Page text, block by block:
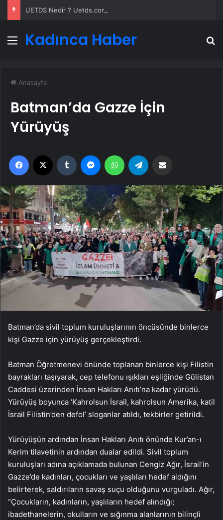
Menü
Kadınca Haber
Anasayfa
Batman’da Gazze İçin
Yürüyüş
Facebook Tumblr MessengerWhatsApp
Batman’da sivil toplum kuruluşlarının öncüsünde binlerce
kişi Gazze için yürüyüş gerçekleştirdi.
Batman Öğretmenevi önünde toplanan binlerce kişi Filistin
bayrakları taşıyarak, cep telefonu ışıkları eşliğinde Gülistan
Caddesi üzerinden İnsan Hakları Anıtı’na kadar yürüdü.
Yürüyüş boyunca ‘Kahrolsun İsrail, kahrolsun Amerika, katil
İsrail Filistin’den defol’ sloganlar atıldı, tekbirler getirildi.
Yürüyüşün ardından İnsan Hakları Anıtı önünde Kur’an-ı
Kerim tilavetinin ardından dualar edildi. Sivil toplum
kuruluşları adına açıklamada bulunan Cengiz Ağır, İsrail’in
Gazze’de kadınları, çocukları ve yaşlıları hedef aldığını
belirterek, saldırıların savaş suçu olduğunu vurguladı. Ağır,
“Çocukların, kadınların, yaşlıların hedef alındığı;
ibadethanelerin, okulların ve sığınma alanlarının bilinçli